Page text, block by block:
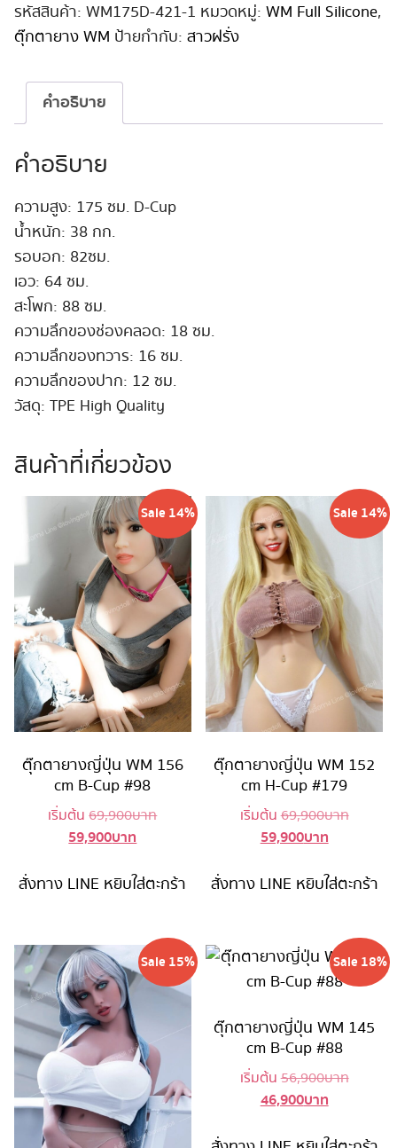
ยุโรป
เซ็กซี่
WM
#421
ชิ้น
รหัสสินค้า: WM175D-421-1 หมวดหมู่: WM Full Silicone,
ตุ๊กตายาง WM ป้ายกำกับ: สาวฝรั่ง
คำอธิบาย
คำอธิบาย
ความสูง: 175 ซม. D-Cup
น้ำหนัก: 38 กก.
รอบอก: 82ซม.
เอว: 64 ซม.
สะโพก: 88 ซม.
ความลึกของช่องคลอด: 18 ซม.
ความลึกของทวาร: 16 ซม.
ความลึกของปาก: 12 ซม.
วัสดุ: TPE High Quality
สินค้าที่เกี่ยวข้อง
Sale 14%
ตุ๊กตายางญี่ปุ่น WM 156
cm B-Cup #98
เริ่มต้น69,900บาทOriginal
69,900 บาท.
59,900บาท
is:
สั่งทาง LINE หยิบใส่ตะกร้า
Sale 14%
ตุ๊กตายางญี่ปุ่น WM 152
cm H-Cup #179
เริ่มต้น69,900บาทOriginal
69,900
59,900บาทCurrent
is:
สั่งทาง LINE หยิบใส่ตะกร้า
Sale 15% Sale 18%
ตุ๊กตายางญี่ปุ่น WM 145
cm B-Cup #88
เริ่มต้น56,900บาทOriginal
46,900บาทCurrent